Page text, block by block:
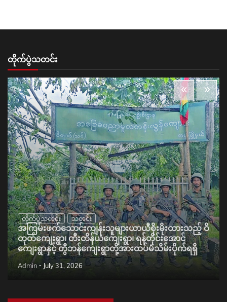
တိုက်ပွဲသတင်း
တိုက်ပွဲသတင်း သတင်း
အကြမ်းဖက်သောင်းကျန်းသူများယာယီစိုးမိုးထားသည့် ဝိ
တုတ်ကျေးရွာ၊ တီးတိန်ယံကျေးရွာ၊ ရန်တိုင်းအောင်
ကျေးရွာနှင့် တွီဘန်ကျေးရွာတို့အားထပ်မံသိမ်းပိုက်ရရှိ
Admin July 31, 2026